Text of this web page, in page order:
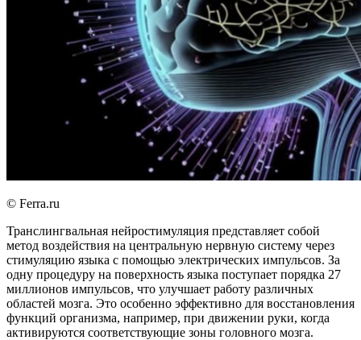
© Ferra.ru
Транслингвальная нейростимуляция представляет собой
метод воздействия на центральную нервную систему через
стимуляцию языка с помощью электрических импульсов. За
одну процедуру на поверхность языка поступает порядка 27
миллионов импульсов, что улучшает работу различных
областей мозга. Это особенно эффективно для восстановления
функций организма, например, при движении руки, когда
активируются соответствующие зоны головного мозга.